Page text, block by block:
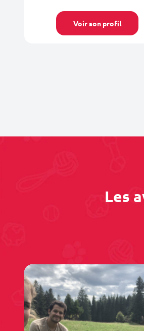
Voir son profil
Les